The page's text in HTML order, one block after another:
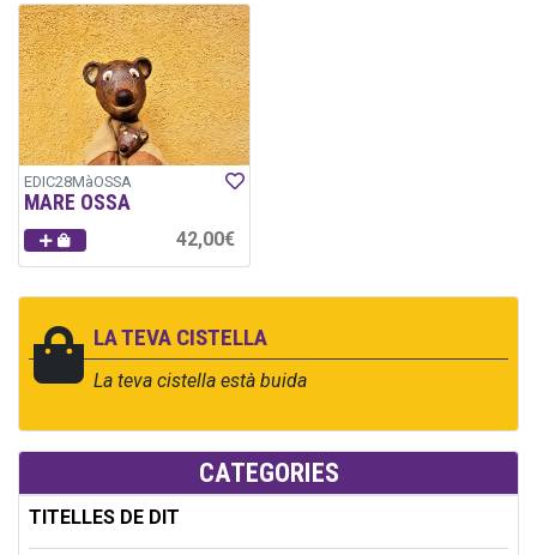
LA TEVA CISTELLA
La teva cistella està buida
CATEGORIES
TITELLES DE DIT
EDIC28MàOSSA
MARE OSSA
42,00€